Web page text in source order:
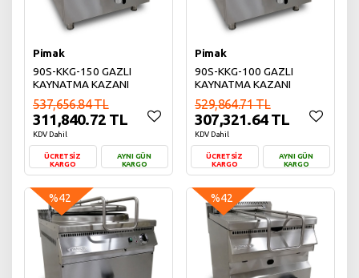
Pimak
90S-KKG-150 GAZLI
KAYNATMA KAZANI
537,656.84 TL
311,840.72 TL
KDV Dahil
ÜCRETSİZ
KARGO
AYNI GÜN
KARGO
Sepete Ekle
Pimak
90S-KKG-100 GAZLI
KAYNATMA KAZANI
529,864.71 TL
307,321.64 TL
KDV Dahil
ÜCRETSİZ
KARGO
AYNI GÜN
KARGO
Sepete Ekle
%42 %42